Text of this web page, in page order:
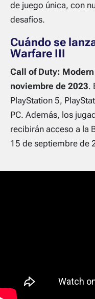
de juego única, con
desafíos.
Cuándo se
Warfare III
Call of Duty:
noviembre de 2023.
PlayStation 5,
PC. Además, los
recibirán acceso a la
15 de septiembre de